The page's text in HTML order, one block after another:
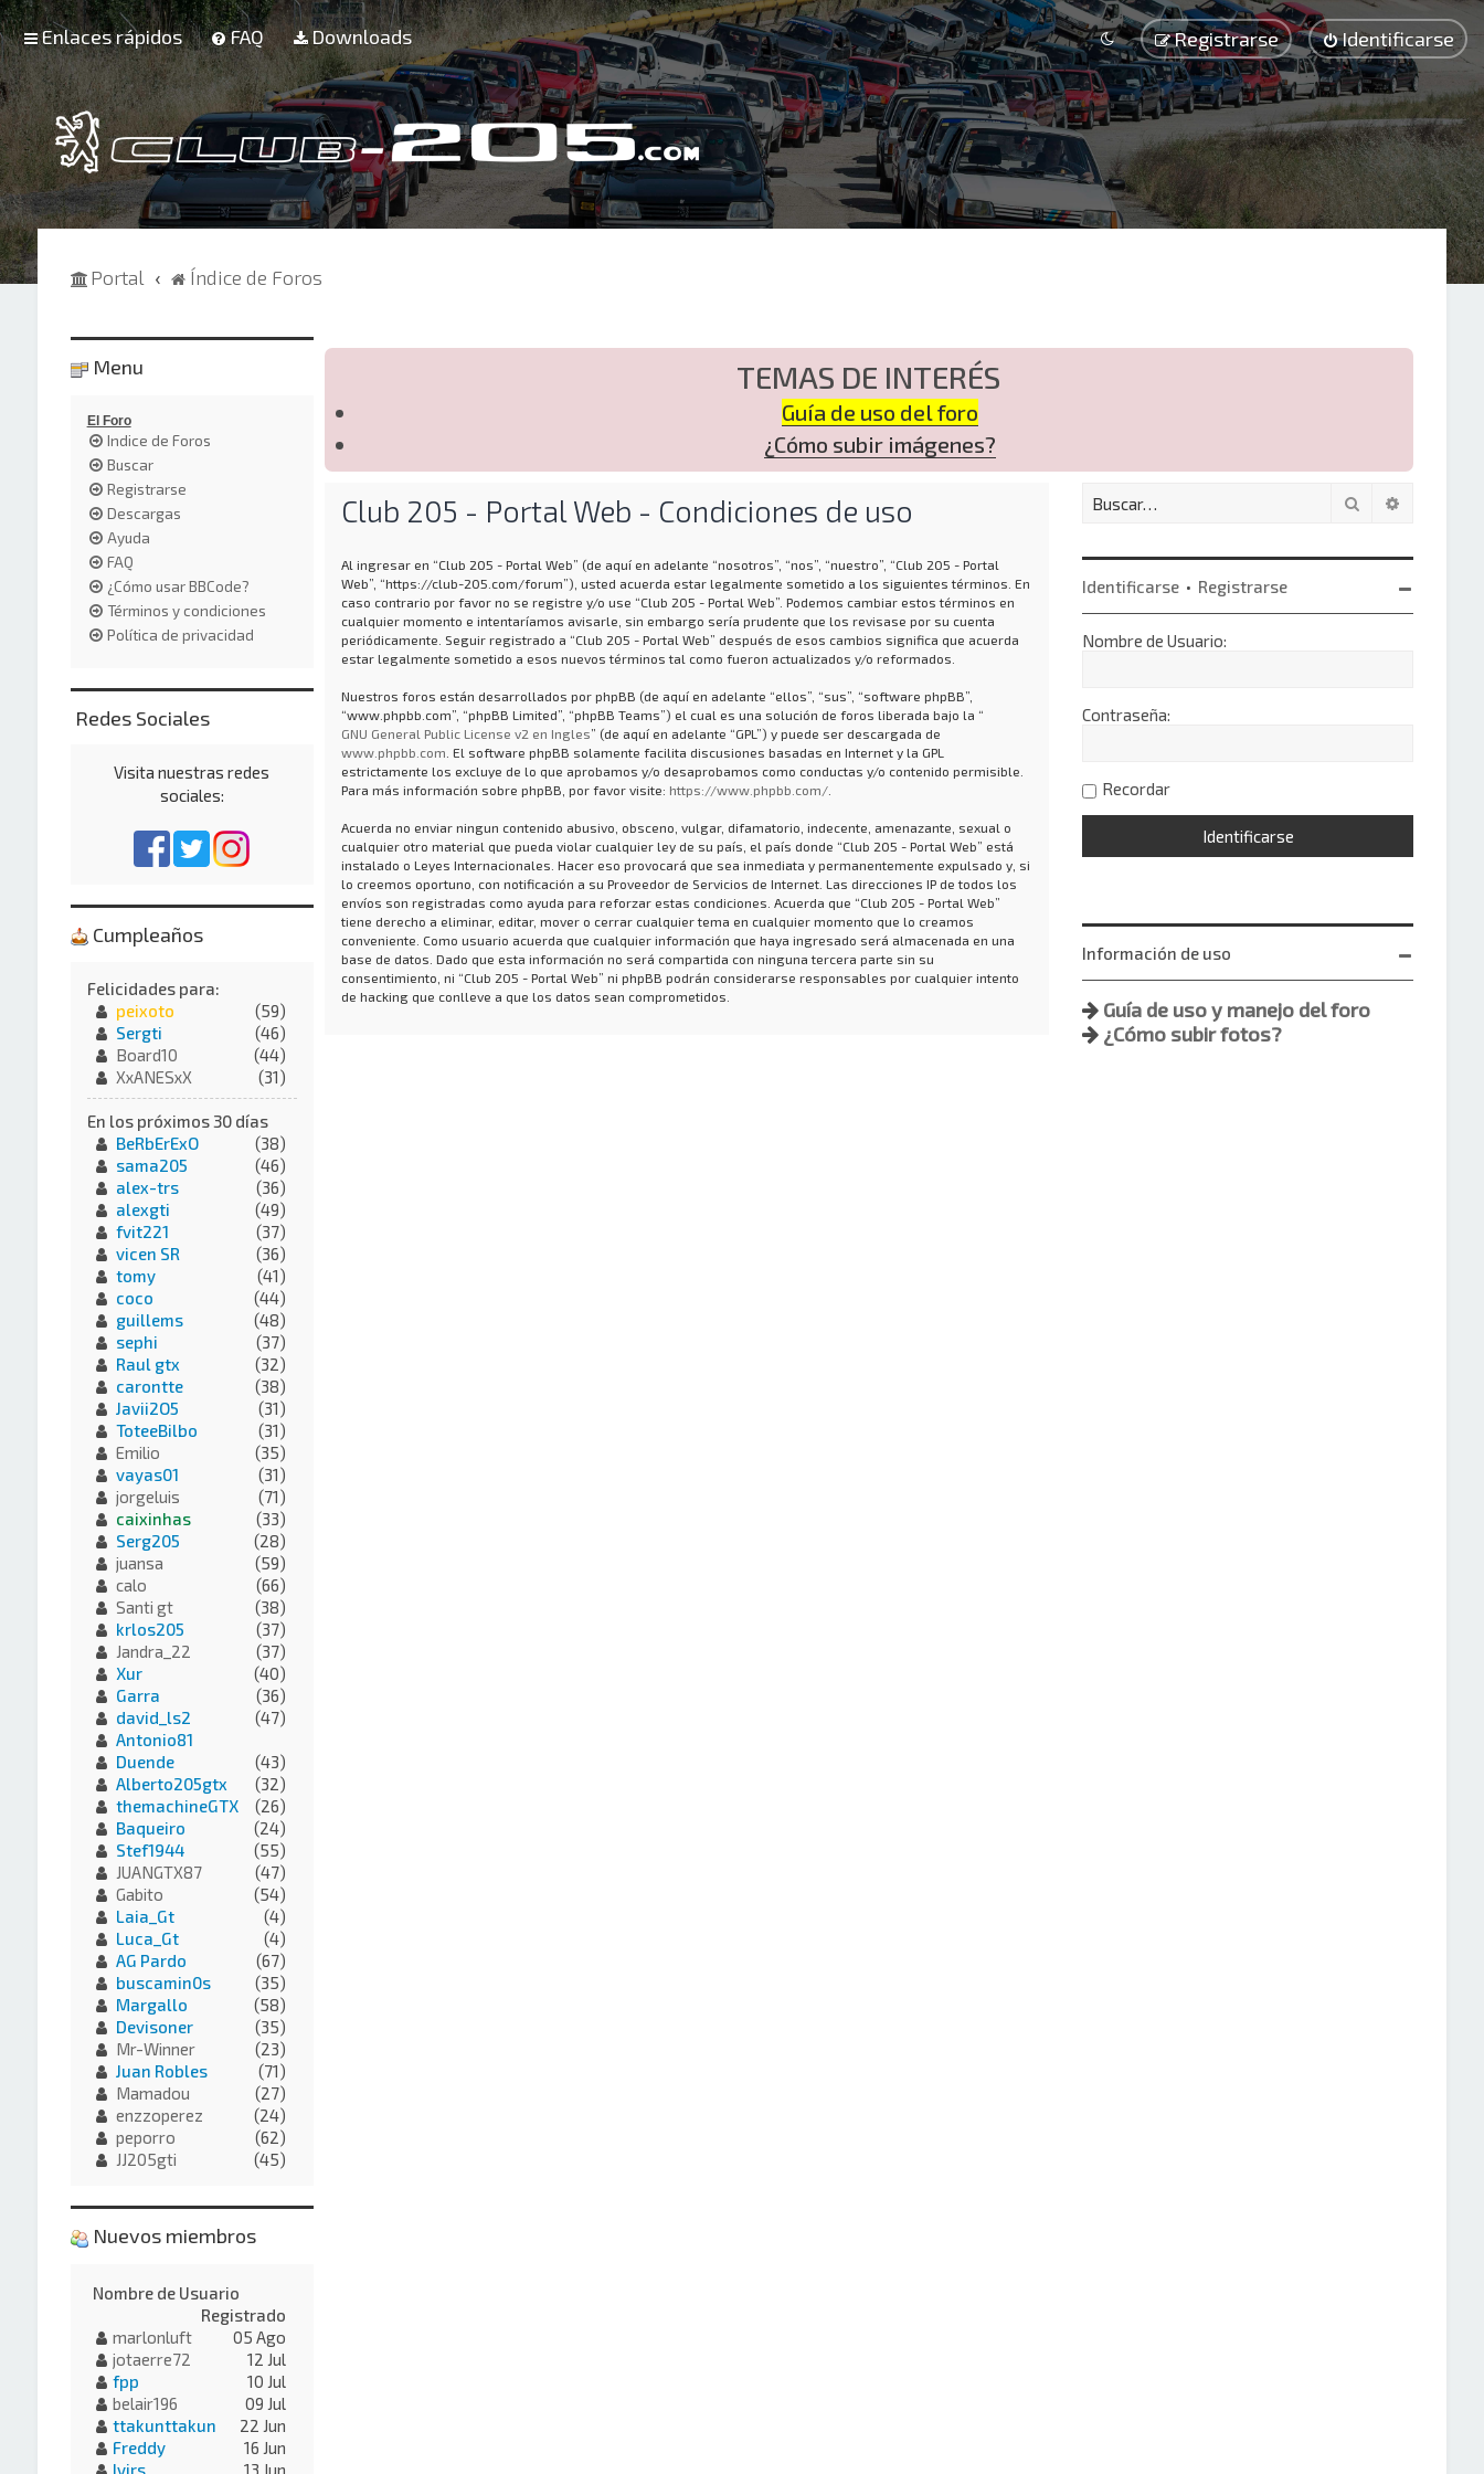
Enlaces rápidos FAQ Downloads Identificarse
Registrarse
Portal Índice de Foros
TEMAS DE INTERÉS
Guía de uso del foro
¿Cómo subir imágenes?
Club 205 - Portal Web - Condiciones de uso
Al ingresar en “Club 205 - Portal Web” (de aquí en adelante “nosotros”, “nos”, “nuestro”, “Club 205 - Portal
Web”, “https://club-205.com/forum”), usted acuerda estar legalmente sometido a los siguientes términos. En
caso contrario por favor no se registre y/o use “Club 205 - Portal Web”. Podemos cambiar estos términos en
cualquier momento e intentaríamos avisarle, sin embargo sería prudente que los revisase por su cuenta
periódicamente. Seguir registrado a “Club 205 - Portal Web” después de esos cambios significa que acuerda
estar legalmente sometido a esos nuevos términos tal como fueron actualizados y/o reformados.
Nuestros foros están desarrollados por phpBB (de aquí en adelante “ellos”, “sus”, “software phpBB”,
“www.phpbb.com”, “phpBB Limited”, “phpBB Teams”) el cual es una solución de foros liberada bajo la “
GNU General Public License v2 en Ingles” (de aquí en adelante “GPL”) y puede ser descargada de
www.phpbb.com . El software phpBB solamente facilita discusiones basadas en Internet y la GPL
estrictamente los excluye de lo que aprobamos y/o desaprobamos como conductas y/o contenido permisible.
Para más información sobre phpBB, por favor visite: https://www.phpbb.com/.
Acuerda no enviar ningun contenido abusivo, obsceno, vulgar, difamatorio, indecente, amenazante, sexual o
cualquier otro material que pueda violar cualquier ley de su país, el país donde “Club 205 - Portal Web” está
instalado o Leyes Internacionales. Hacer eso provocará que sea inmediata y permanentemente expulsado y, si
lo creemos oportuno, con notificación a su Proveedor de Servicios de Internet. Las direcciones IP de todos los
envíos son registradas como ayuda para reforzar estas condiciones. Acuerda que “Club 205 - Portal Web”
tiene derecho a eliminar, editar, mover o cerrar cualquier tema en cualquier momento que lo creamos
conveniente. Como usuario acuerda que cualquier información que haya ingresado será almacenada en una
base de datos. Dado que esta información no será compartida con ninguna tercera parte sin su
consentimiento, ni “Club 205 - Portal Web” ni phpBB podrán considerarse responsables por cualquier intento
de hacking que conlleve a que los datos sean comprometidos.
Buscar
Identificarse • Registrarse
Nombre de Usuario:
Contraseña:
Recordar
Información de uso
Guía de uso y manejo del foro
¿Cómo subir fotos?
Menu
El Foro
Indice de Foros
Buscar
Registrarse
Descargas
Ayuda
FAQ
¿Cómo usar BBCode?
Términos y condiciones
Política de privacidad
Redes Sociales
Visita nuestras redes
sociales:
Cumpleaños
Felicidades para:
peixoto
(59)
Sergti
(46)
Board10
(44)
XxANESxX
(31)
En los próximos 30 días
BeRbErExO
(38)
sama205
(46)
alex-trs
(36)
alexgti
(49)
fvit221
(37)
vicen SR
(36)
tomy
(41)
coco
(44)
guillems
(48)
sephi
(37)
Raul gtx
(32)
carontte
(38)
Javii2O5
(31)
ToteeBilbo
(31)
Emilio
(35)
vayas01
(31)
jorgeluis
(71)
caixinhas
(33)
Serg205
(28)
juansa
(59)
calo
(66)
Santi gt
(38)
krlos205
(37)
Jandra_22
(37)
Xur
(40)
Garra
(36)
david_ls2
(47)
Antonio81
Duende
(43)
Alberto205gtx
(32)
themachineGTX
(26)
Baqueiro
(24)
Stef1944
(55)
JUANGTX87
(47)
Gabito
(54)
Laia_Gt
(4)
Luca_Gt
(4)
AG Pardo
(67)
buscamin0s
(35)
Margallo
(58)
Devisoner
(35)
Mr-Winner
(23)
Juan Robles
(71)
Mamadou
(27)
enzzoperez
(24)
peporro
(62)
JJ205gti
(45)
Nuevos miembros
Nombre de Usuario
Registrado
marlonluft
05 Ago
jotaerre72
12 Jul
fpp
10 Jul
belair196
09 Jul
ttakunttakun
22 Jun
Freddy
16 Jun
Ivirs
13 Jun